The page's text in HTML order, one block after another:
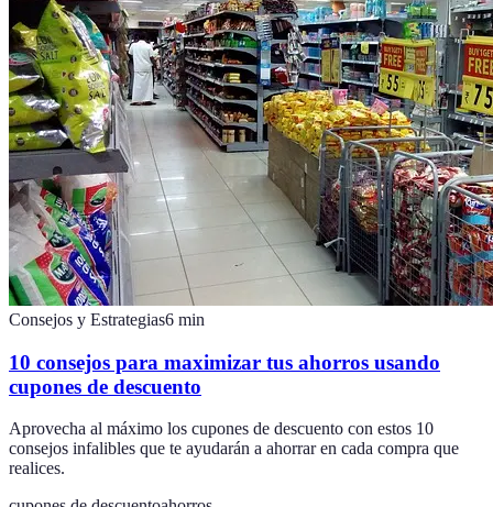
Consejos y Estrategias6 min
10 consejos para maximizar tus ahorros usando
cupones de descuento
Aprovecha al máximo los cupones de descuento con estos 10
consejos infalibles que te ayudarán a ahorrar en cada compra que
realices.